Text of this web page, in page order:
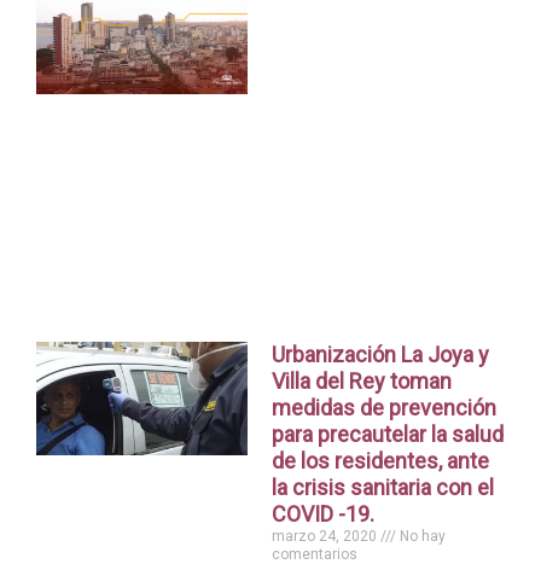
Urbanización La Joya y
Villa del Rey toman
medidas de prevención
para precautelar la salud
de los residentes, ante
la crisis sanitaria con el
COVID -19.
marzo 24, 2020
No hay
comentarios